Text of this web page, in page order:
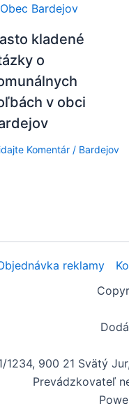
kladené
o
v obci
Komentár / Bardejov
reklamy
1234, 900 21 Svätý
Prevádzkovateľ